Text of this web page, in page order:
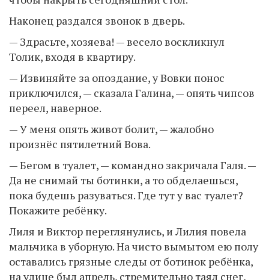
Наконец раздался звонок в дверь.
— Здрасьте, хозяева! — весело воскликнул
Толик, входя в квартиру.
— Извиняйте за опоздание, у Вовки понос
приключился, — сказала Галина, — опять чипсов
переел, наверное.
— У меня опять живот болит, — жалобно
произнёс пятилетний Вова.
— Бегом в туалет, — командно закричала Галя. —
Да не снимай ты ботинки, а то обделаешься,
пока будешь разуваться. Где тут у вас туалет?
Покажите ребёнку.
Лиля и Виктор переглянулись, и Лилия повела
мальчика в уборную. На чисто вымытом ею полу
оставались грязные следы от ботинок ребёнка,
на улице был апрель, стремительно таял снег,